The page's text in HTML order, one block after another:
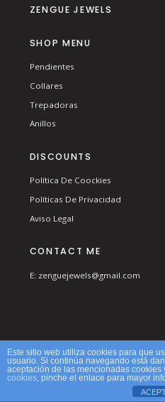
ZENGUE JEWELS
SHOP MENU
Pendientes
Collares
Trepadoras
Anillos
DISCOUNTS
Política De Coockies
Políticas De Privacidad
Aviso Legal
CONTACT ME
E: zenguejewels@gmail.com
© 2026 ZENGUE. ALL
Este sitio web utiliza cookies para que
usuario. Si continúa navegando está
aceptación de las mencionadas cookies
cookies, pinche el enlace para mayor